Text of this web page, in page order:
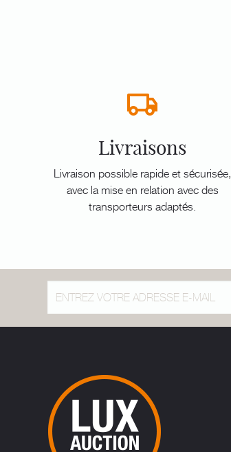
Livraisons
Livraison possible rapide et sécurisée,
avec la mise en relation avec des
transporteurs adaptés.